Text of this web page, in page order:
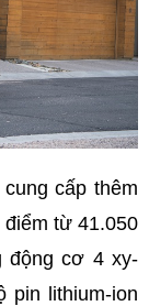
cấp thêm
từ 41.050
động cơ 4 xy-
pin lithium-ion